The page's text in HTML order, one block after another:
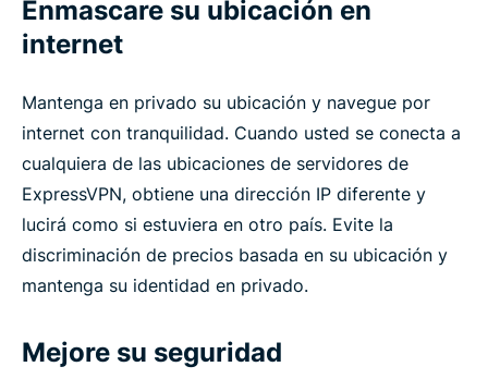
Enmascare su ubicación en
internet
Mantenga en privado su ubicación y navegue por
internet con tranquilidad. Cuando usted se conecta a
cualquiera de las ubicaciones de servidores de
ExpressVPN, obtiene una dirección IP diferente y
lucirá como si estuviera en otro país. Evite la
discriminación de precios basada en su ubicación y
mantenga su identidad en privado.
Mejore su seguridad